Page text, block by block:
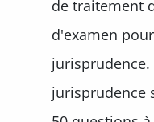
de traitement
d'examen
jurisprudence.
jurisprudence